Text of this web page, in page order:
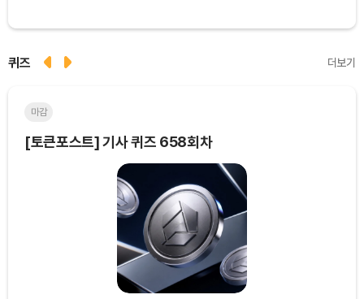
퀴즈 더보기
마감
[토큰포스트] 기사 퀴즈 658회차